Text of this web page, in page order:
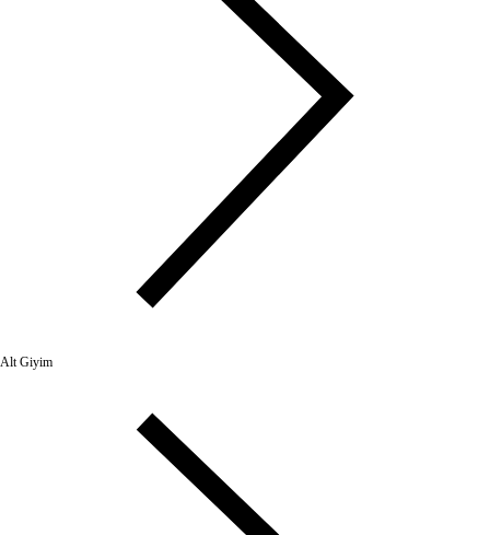
Alt Giyim